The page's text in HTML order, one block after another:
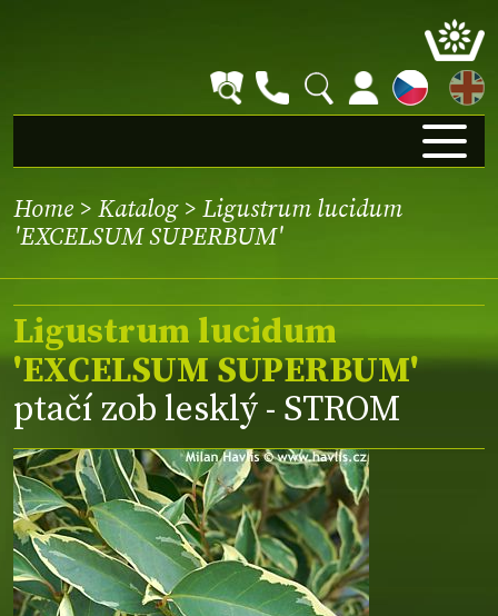
EN
Home > Katalog> Ligustrum lucidum
'EXCELSUM SUPERBUM'
Ligustrum lucidum
'EXCELSUM SUPERBUM'
ptačí zob lesklý - STROM